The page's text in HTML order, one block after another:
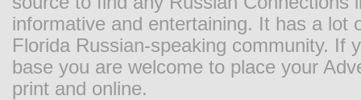
informative and entertaining. It has a
Florida Russian-speaking community. If
base you are welcome to place your
print and online.